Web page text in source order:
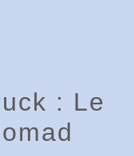
: Le